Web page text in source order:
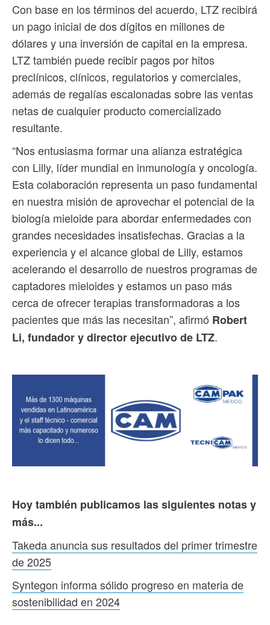
Con base en los términos del acuerdo, LTZ recibirá
un pago inicial de dos dígitos en millones de
dólares y una inversión de capital en la empresa.
LTZ también puede recibir pagos por hitos
preclínicos, clínicos, regulatorios y comerciales,
además de regalías escalonadas sobre las ventas
netas de cualquier producto comercializado
resultante.
“Nos entusiasma formar una alianza estratégica
con Lilly, líder mundial en inmunología y oncología.
Esta colaboración representa un paso fundamental
en nuestra misión de aprovechar el potencial de la
biología mieloide para abordar enfermedades con
grandes necesidades insatisfechas. Gracias a la
experiencia y el alcance global de Lilly, estamos
acelerando el desarrollo de nuestros programas de
captadores mieloides y estamos un paso más
cerca de ofrecer terapias transformadoras a los
pacientes que más las necesitan”, afirmó Robert
Li, fundador y director ejecutivo de LTZ.
Hoy también publicamos las siguientes notas y
más...
Takeda anuncia sus resultados del primer trimestre
de 2025
Syntegon informa sólido progreso en materia de
sostenibilidad en 2024